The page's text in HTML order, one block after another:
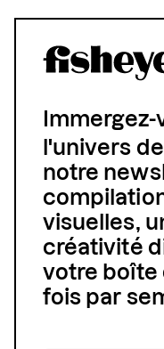
l'univers
notre
visuelles,
créativité
votre boîte
fois par